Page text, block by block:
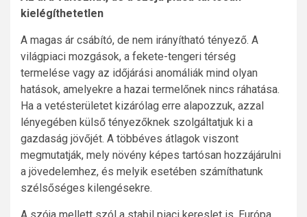
kielégíthetetlen
A magas ár csábító, de nem irányítható tényező. A
világpiaci mozgások, a fekete-tengeri térség
termelése vagy az időjárási anomáliák mind olyan
hatások, amelyekre a hazai termelőnek nincs ráhatása.
Ha a vetésterületet kizárólag erre alapozzuk, azzal
lényegében külső tényezőknek szolgáltatjuk ki a
gazdaság jövőjét. A többéves átlagok viszont
megmutatják, mely növény képes tartósan hozzájárulni
a jövedelemhez, és melyik esetében számíthatunk
szélsőséges kilengésekre.